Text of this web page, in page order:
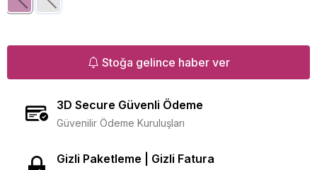
Stoğa gelince haber ver
3D Secure Güvenli Ödeme
Güvenilir Ödeme Kuruluşları
Gizli Paketleme | Gizli Fatura